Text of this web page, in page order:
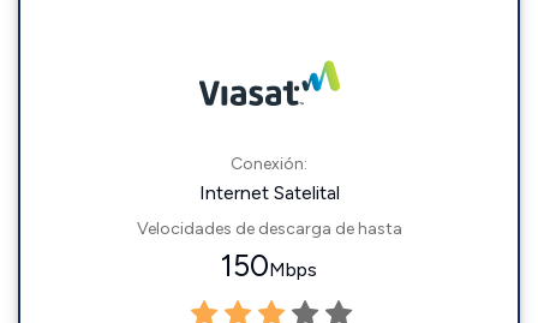
Conexión:
Internet Satelital
Velocidades de descarga de hasta
150Mbps